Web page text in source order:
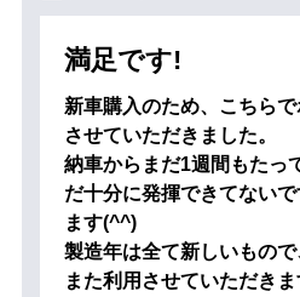
満足です!
新車購入のため、こちら
させていただきました。
納車からまだ1週間もたっ
だ十分に発揮できてない
ます(^^)
製造年は全て新しいもので
また利用させていただき